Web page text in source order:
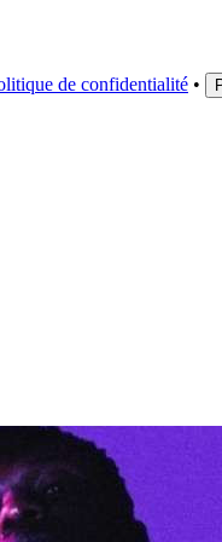
de confidentialité •